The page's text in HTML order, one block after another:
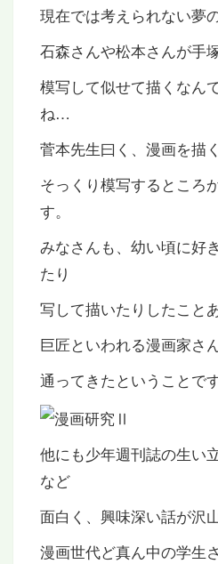
現在では考えられない夢
石森さんや松本さんが手
模写して似せて描くなん
ね…
菅本先生曰く、漫画を描
そっくり模写するところ
す。
みなさんも、幼い頃に好
たり
写して描いたりしたこと
巨匠といわれる漫画家さ
通ってきたということです
他にも少年週刊誌の生い
など
面白く、興味深い話が沢
漫画世代ど真ん中の学生